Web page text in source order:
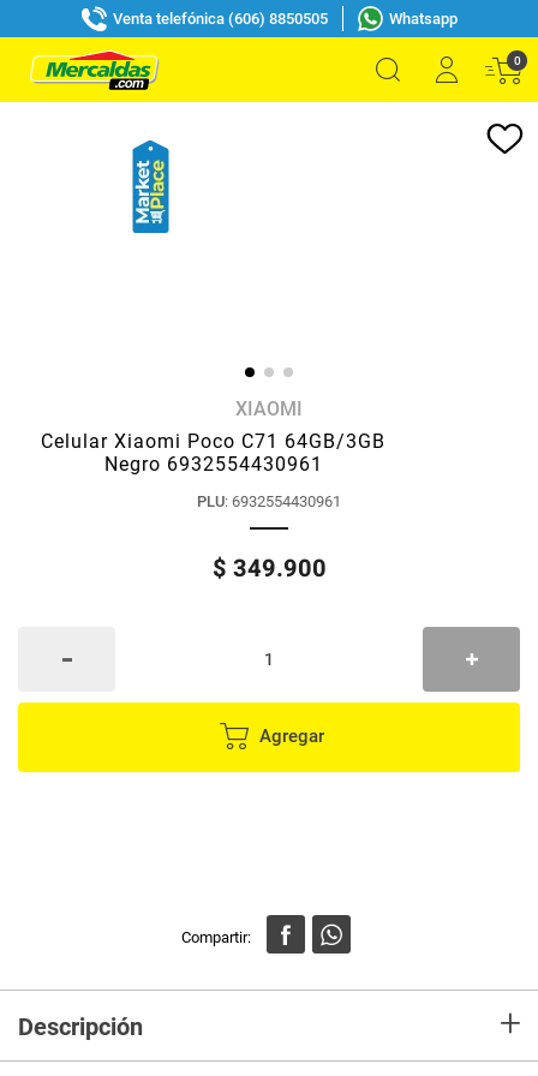
Venta telefónica (606) 8850505 Whatsapp
0
XIAOMI
Celular Xiaomi Poco C71 64GB/3GB
Negro 6932554430961
PLU: 6932554430961
$ 349.900
Agregar
Descripción +